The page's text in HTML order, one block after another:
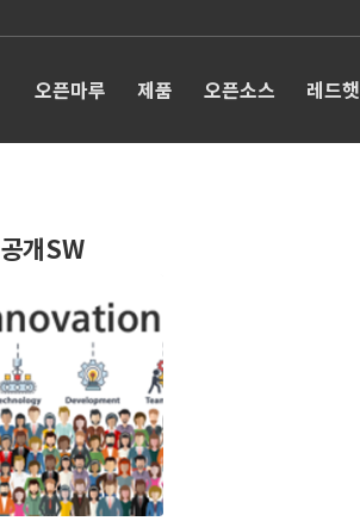
오픈마루 제품 오픈소스 레드햇
공개SW